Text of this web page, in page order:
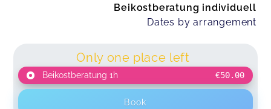
Beikostberatung individuell
Dates by arrangement
Only one place left
Beikostberatung 1h €50.00
Book